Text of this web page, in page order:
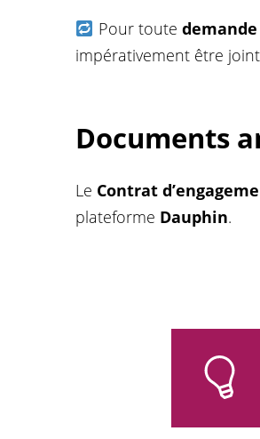
Pour toute
impérativement être
Documents
Le Contrat
plateforme Dauphin.